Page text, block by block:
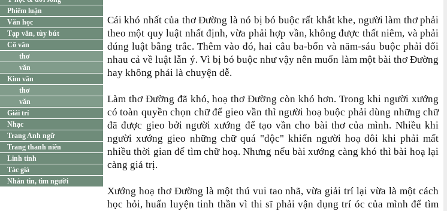
Phiếm luận
Văn học
Tạp văn, tùy bút
Cổ văn
thơ
văn
Kim văn
thơ
văn
Giải trí
Nhạc
Trang Anh ngữ
Trang thanh niên
Linh tinh
Tác giả
Nhắn tin, tìm người
Cái khó nhất của thơ Ðường là nó bị bó buộc rất khắt khe, người làm thơ phải
theo một quy luật nhất định, vừa phải hợp vần, không được thất niêm, và phải
đúng luật bằng trắc. Thêm vào đó, hai câu ba-bốn và năm-sáu buộc phải đối
nhau cả về luật lẫn ý. Vì bị bó buộc như vậy nên muốn làm một bài thơ Ðường
hay không phải là chuyện dễ.
Làm thơ Ðường đã khó, hoạ thơ Ðường còn khó hơn. Trong khi người xướng
có toàn quyền chọn chữ để gieo vần thì người hoạ buộc phải dùng những chữ
đã được gieo bởi người xướng để tạo vần cho bài thơ của mình. Nhiều khi
người xướng gieo những chữ quá "độc" khiến người hoạ đôi khi phải mất
nhiều thời gian để tìm chữ hoạ. Nhưng nếu bài xướng càng khó thì bài hoạ lại
càng giá trị.
Xướng hoạ thơ Ðường là một thú vui tao nhã, vừa giải trí lại vừa là một cách
học hỏi, huấn luyện tinh thần vì thi sĩ phải vận dụng trí óc của mình để tìm